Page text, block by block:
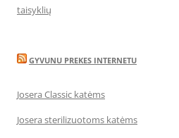
taisyklių
GYVUNU PREKES INTERNETU
Josera Classic katėms
Josera sterilizuotoms katėms